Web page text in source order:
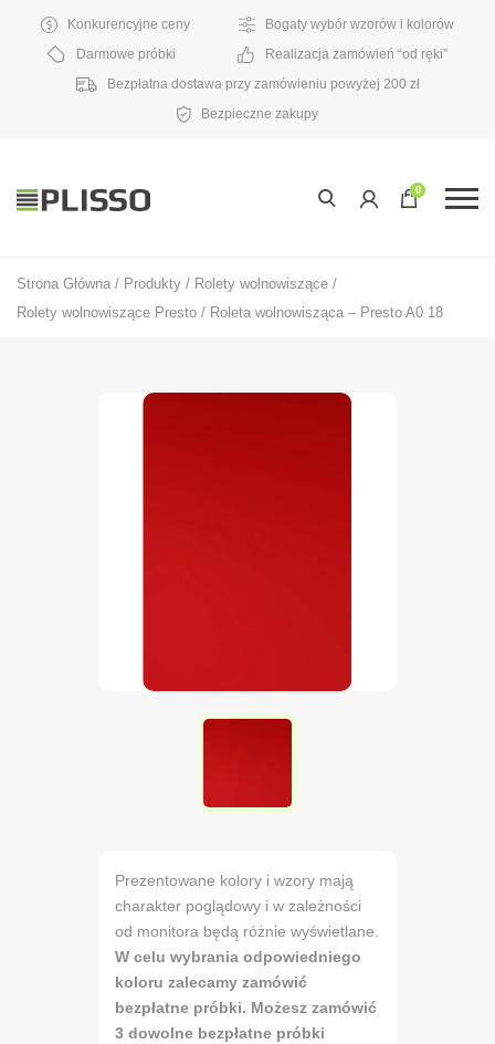
Konkurencyjne ceny
Bogaty wybór wzorów i kolorów
Darmowe próbki
Realizacja zamówień “od ręki”
Bezpłatna dostawa przy zamówieniu powyżej 200 zł
Bezpieczne zakupy
0
Strona Główna / Produkty / Rolety wolnowiszące /
Rolety wolnowiszące Presto / Roleta wolnowisząca – Presto A0 18
Prezentowane kolory i wzory mają
charakter poglądowy i w zależności
od monitora będą różnie wyświetlane.
W celu wybrania odpowiedniego
koloru zalecamy zamówić
bezpłatne próbki. Możesz zamówić
3 dowolne bezpłatne próbki